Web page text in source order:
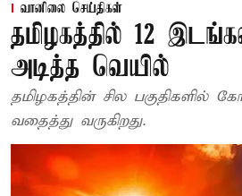
வானிலை செய்திகள்
தமிழகத்தில் 12
அடித்த வெயில்
தமிழகத்தின் சில பகுதிகளில்
வதைத்து வருகிறது.